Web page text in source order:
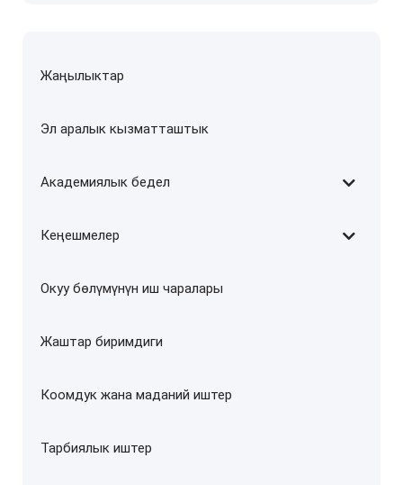
Жаңылыктар
Эл аралык кызматташтык
Академиялык бедел
Кеңешмелер
Окуу бөлүмүнүн иш чаралары
Жаштар биримдиги
Коомдук жана маданий иштер
Тарбиялык иштер